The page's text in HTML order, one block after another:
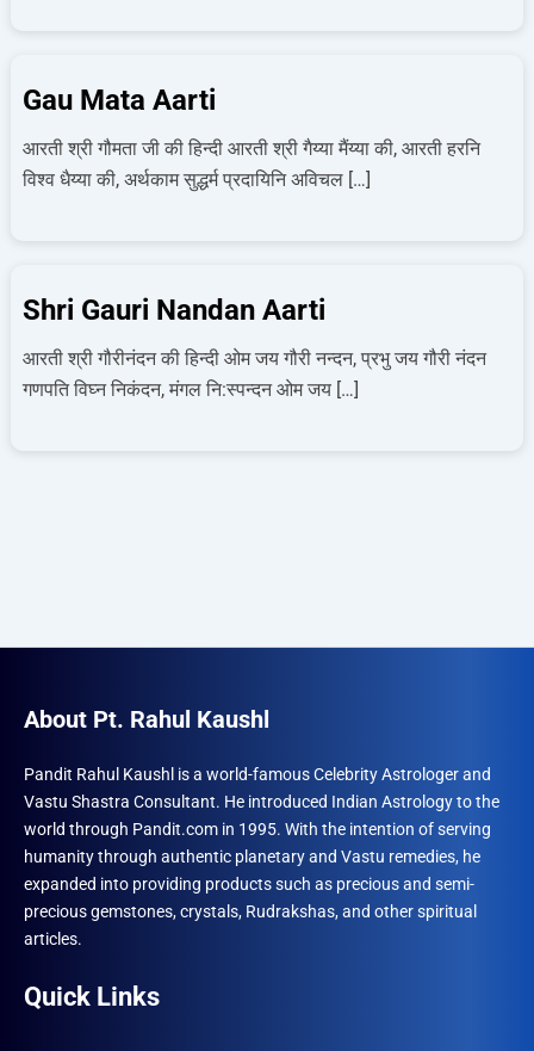
Gau Mata Aarti
आरती श्री गौमता जी की हिन्दी आरती श्री गैय्या मैंय्या की, आरती हरनि
विश्‍व धैय्या की, अर्थकाम सुद्धर्म प्रदायिनि अविचल […]
Shri Gauri Nandan Aarti
आरती श्री गौरीनंदन की हिन्दी ओम जय गौरी नन्दन, प्रभु जय गौरी नंदन
गणपति विघ्न निकंदन, मंगल नि:स्पन्दन ओम जय […]
About Pt. Rahul Kaushl
Pandit Rahul Kaushl is a world-famous Celebrity Astrologer and
Vastu Shastra Consultant. He introduced Indian Astrology to the
world through Pandit.com in 1995. With the intention of serving
humanity through authentic planetary and Vastu remedies, he
expanded into providing products such as precious and semi-
precious gemstones, crystals, Rudrakshas, and other spiritual
articles.
Quick Links